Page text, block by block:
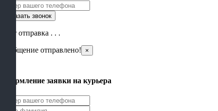
Идет отправка . . .
Сообщение отправлено!
×
Оформление заявки на курьера